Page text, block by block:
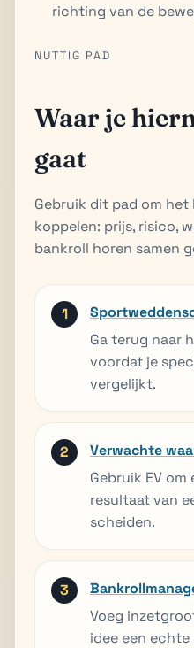
richting van de
NUTTIG PAD
Waar je
gaat
Gebruik dit pad om
koppelen: prijs, risico,
bankroll horen samen
Ga terug naar
voordat je
vergelijkt.
Verwachte
Gebruik EV
resultaat van
scheiden.
Voeg
idee een